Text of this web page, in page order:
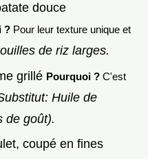
douce
? Pour leur texture unique et
de riz larges.
grillé Pourquoi ? C'est
Huile de
de goût).
coupé en fines